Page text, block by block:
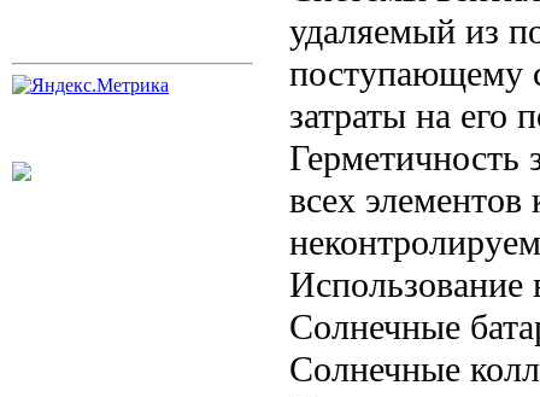
удаляемый из
поступающему
затраты на его
Герметичность
всех
Использование
Солнечные
Солнечные